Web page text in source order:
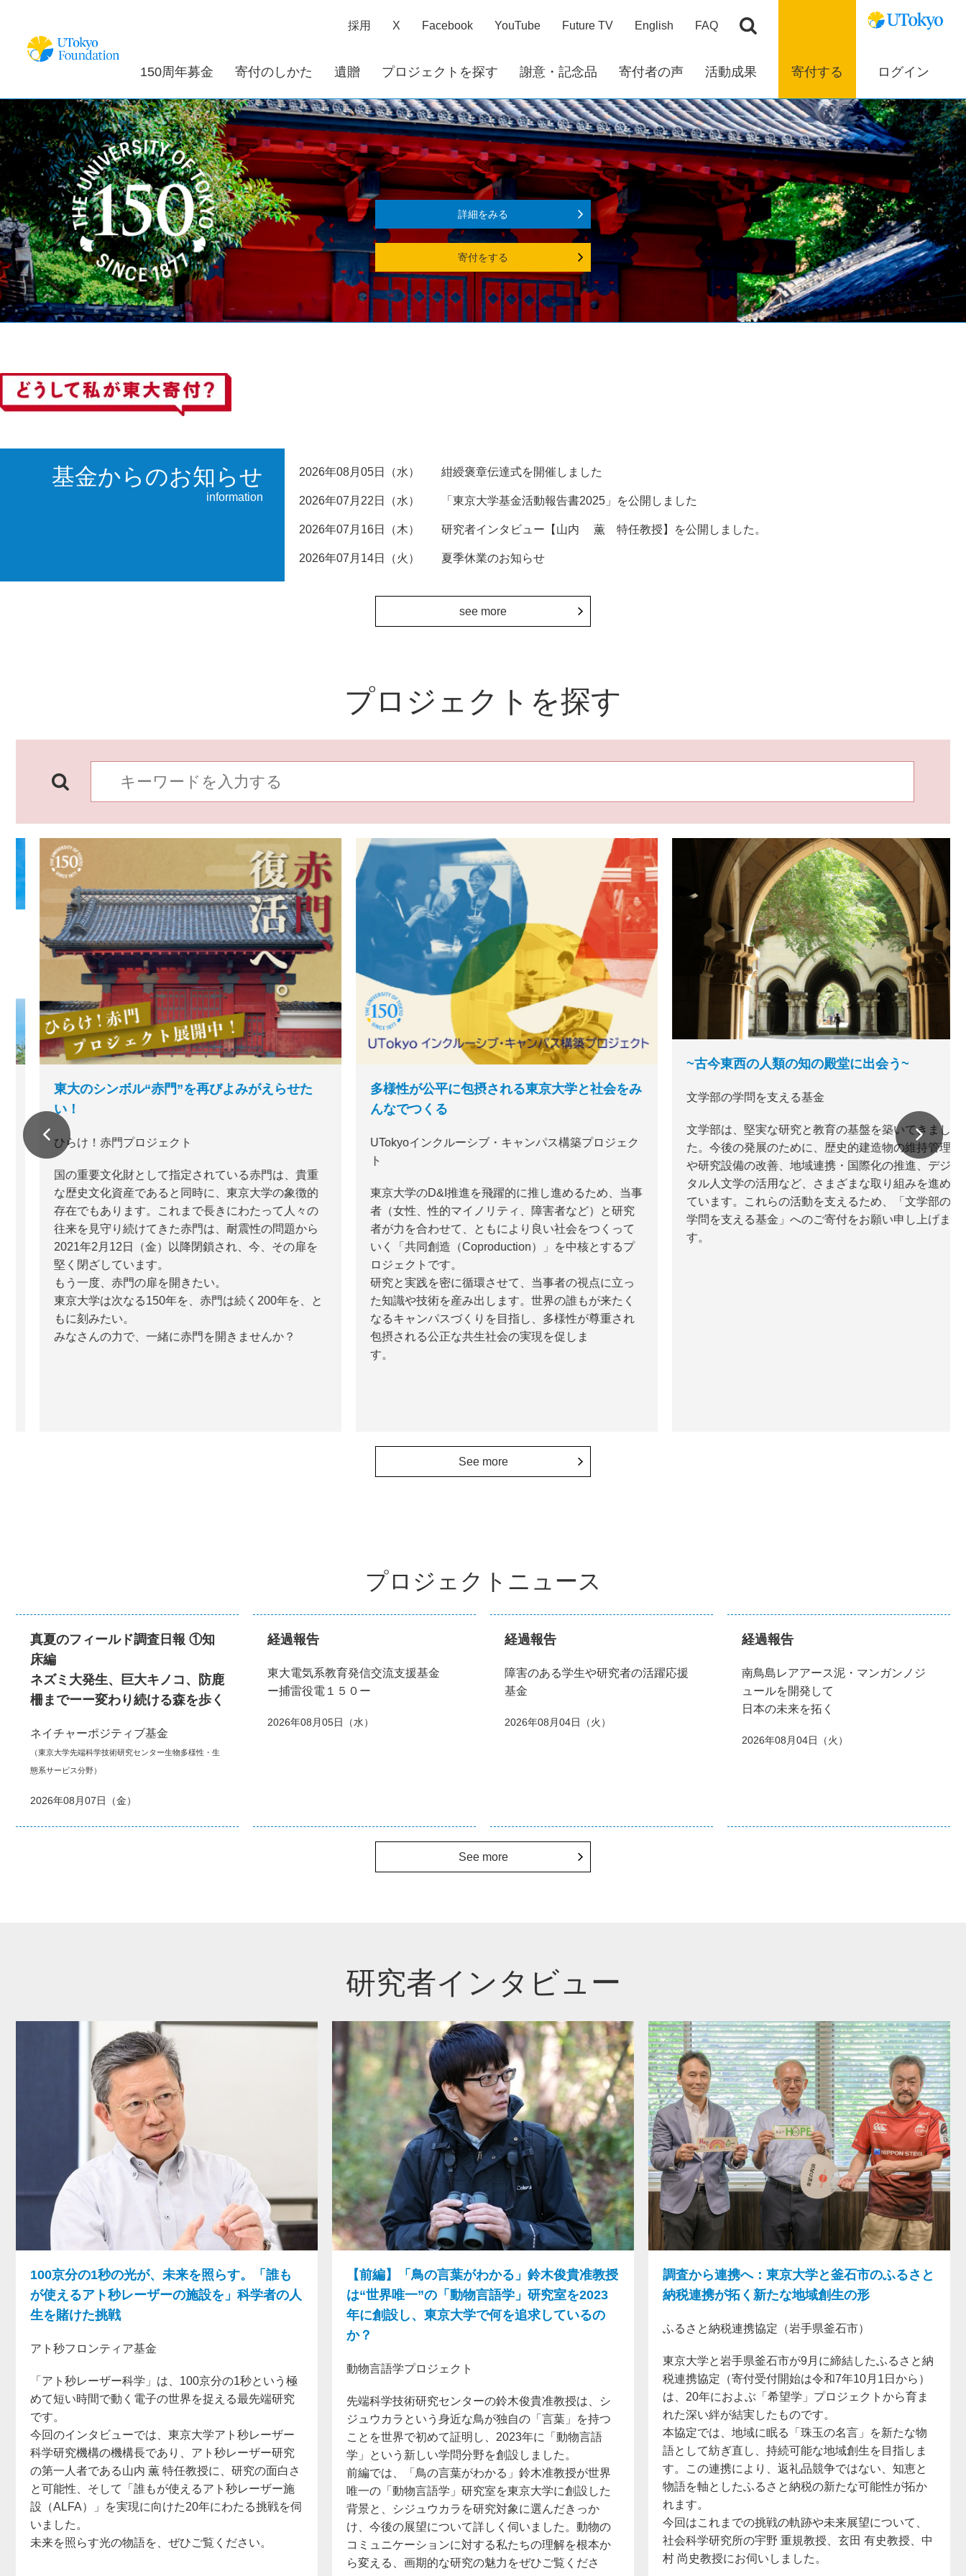
採用 X Facebook YouTube Future TV English FAQ
150周年募金 寄付のしかた 遺贈 プロジェクトを探す 謝意・記念品 寄付者の声 活動成果 寄付する ログイン
詳細をみる
寄付をする
基金からのお知らせ
information
2026年08月05日（水） 紺綬褒章伝達式を開催しました
2026年07月22日（水） 「東京大学基金活動報告書2025」を公開しました
2026年07月16日（木） 研究者インタビュー【山内 薫 特任教授】を公開しました。
2026年07月14日（火） 夏季休業のお知らせ
see more
プロジェクトを探す
東大のシンボル“赤門”を再びよみがえらせた
い！
ひらけ！赤門プロジェクト
国の重要文化財として指定されている赤門は、貴重
な歴史文化資産であると同時に、東京大学の象徴的
存在でもあります。これまで長きにわたって人々の
往来を見守り続けてきた赤門は、耐震性の問題から
2021年2月12日（金）以降閉鎖され、今、その扉を
堅く閉ざしています。
もう一度、赤門の扉を開きたい。
東京大学は次なる150年を、赤門は続く200年を、と
もに刻みたい。
みなさんの力で、一緒に赤門を開きませんか？
多様性が公平に包摂される東京大学と社会をみ
んなでつくる
UTokyoインクルーシブ・キャンパス構築プロジェク
東京大学のD&I推進を飛躍的に推し進めるため、当事
者（女性、性的マイノリティ、障害者など）と研究
者が力を合わせて、ともにより良い社会をつくって
いく「共同創造（Coproduction）」を中核とするプ
ロジェクトです。
研究と実践を密に循環させて、当事者の視点に立っ
た知識や技術を産み出します。世界の誰もが来たく
なるキャンパスづくりを目指し、多様性が尊重され
包摂される公正な共生社会の実現を促しま
す。
~古今東西の人類の知の殿堂に出会う~
文学部の学問を支える基金
文学部は、堅実な研究と教育の基盤を築いてきまし
た。今後の発展のために、歴史的建造物の維持管理
や研究設備の改善、地域連携・国際化の推進、デジ
タル人文学の活用など、さまざまな取り組みを進め
ています。これらの活動を支えるため、「文学部の
学問を支える基金」へのご寄付をお願い申し上げま
See more
プロジェクトニュース
真夏のフィールド調査日報 ①知
床編
ネズミ大発生、巨大キノコ、防鹿
柵までーー変わり続ける森を歩く
ネイチャーポジティブ基金
（東京大学先端科学技術研究センター生物多様性・生
態系サービス分野）
2026年08月07日（金）
経過報告
東大電気系教育発信交流支援基金
ー捕雷役電１５０ー
2026年08月05日（水）
経過報告
障害のある学生や研究者の活躍応援
基金
2026年08月04日（火）
経過報告
南鳥島レアアース泥・マンガンノジ
ュールを開発して
日本の未来を拓く
2026年08月04日（火）
See more
研究者インタビュー
100京分の1秒の光が、未来を照らす。「誰も
が使えるアト秒レーザーの施設を」科学者の人
生を賭けた挑戦
アト秒フロンティア基金
「アト秒レーザー科学」は、100京分の1秒という極
めて短い時間で動く電子の世界を捉える最先端研究
です。
今回のインタビューでは、東京大学アト秒レーザー
科学研究機構の機構長であり、アト秒レーザー研究
の第一人者である山内 薫 特任教授に、研究の面白さ
と可能性、そして「誰もが使えるアト秒レーザー施
設（ALFA）」を実現に向けた20年にわたる挑戦を伺
いました。
未来を照らす光の物語を、ぜひご覧ください。
【前編】「鳥の言葉がわかる」鈴木俊貴准教授
は“世界唯一”の「動物言語学」研究室を2023
年に創設し、東京大学で何を追求しているの
か？
動物言語学プロジェクト
先端科学技術研究センターの鈴木俊貴准教授は、シ
ジュウカラという身近な鳥が独自の「言葉」を持つ
ことを世界で初めて証明し、2023年に「動物言語
学」という新しい学問分野を創設しました。
前編では、「鳥の言葉がわかる」鈴木准教授が世界
唯一の「動物言語学」研究室を東京大学に創設した
背景と、シジュウカラを研究対象に選んだきっか
け、今後の展望について詳しく伺いました。動物の
コミュニケーションに対する私たちの理解を根本か
ら変える、画期的な研究の魅力をぜひご覧くださ
調査から連携へ：東京大学と釜石市のふるさと
納税連携が拓く新たな地域創生の形
ふるさと納税連携協定（岩手県釜石市）
東京大学と岩手県釜石市が9月に締結したふるさと納
税連携協定（寄付受付開始は令和7年10月1日から）
は、20年におよぶ「希望学」プロジェクトから育ま
れた深い絆が結実したものです。
本協定では、地域に眠る「珠玉の名言」を新たな物
語として紡ぎ直し、持続可能な地域創生を目指しま
す。この連携により、返礼品競争ではない、知恵と
物語を軸としたふるさと納税の新たな可能性が拓か
れます。
今回はこれまでの挑戦の軌跡や未来展望について、
社会科学研究所の宇野 重規教授、玄田 有史教授、中
村 尚史教授にお伺いしました。